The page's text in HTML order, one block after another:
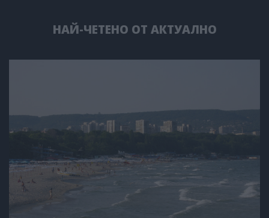
НАЙ-ЧЕТЕНО ОТ АКТУАЛНО